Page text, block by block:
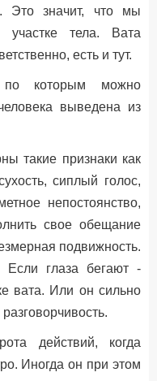
Это значит, что мы
тела. Вата
есть и тут.
по которым можно
выведена из
такие признаки как
сиплый голос,
непостоянство,
свое обещание
подвижность.
Если глаза бегают -
вата. Или он сильно
действий, когда
Иногда он при этом